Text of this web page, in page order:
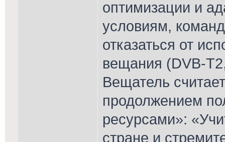
оптимизации и
условиям,
отказаться от
вещания (DVB-
Вещатель
продолжением
ресурсами»:
стране и